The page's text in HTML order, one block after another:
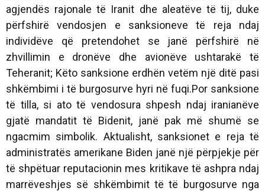
agjendës rajonale të Iranit dhe aleatëve të tij, duke
përfshirë vendosjen e sanksioneve të reja ndaj
individëve që pretendohet se janë përfshirë në
zhvillimin e dronëve dhe avionëve ushtarakë të
Teheranit; Këto sanksione erdhën vetëm një ditë pasi
shkëmbimi i të burgosurve hyri në fuqi.Por sanksione
të tilla, si ato të vendosura shpesh ndaj iranianëve
gjatë mandatit të Bidenit, janë pak më shumë se
ngacmim simbolik. Aktualisht, sanksionet e reja të
administratës amerikane Biden janë një përpjekje për
të shpëtuar reputacionin mes kritikave të ashpra ndaj
marrëveshjes së shkëmbimit të të burgosurve nga